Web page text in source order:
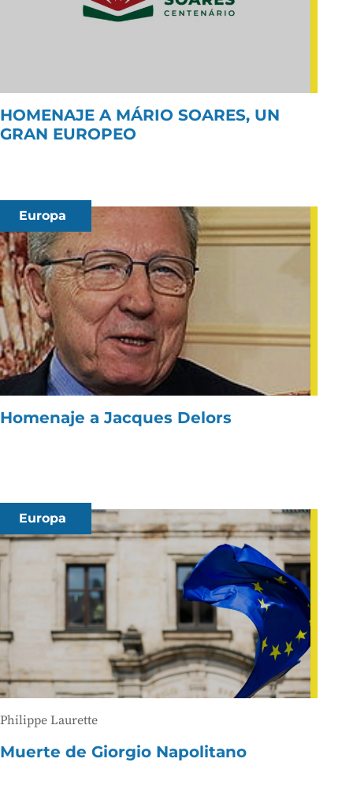
HOMENAJE A MÁRIO SOARES, UN
GRAN EUROPEO
Europa
Homenaje a Jacques Delors
Europa
Philippe Laurette
Muerte de Giorgio Napolitano